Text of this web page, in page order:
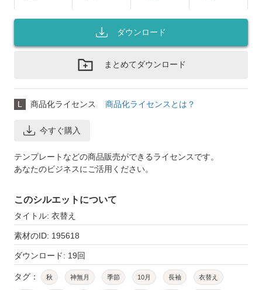
ダウンロード
まとめてダウンロード
L 商品化ライセンス 商品化ライセンスとは？
今すぐ購入
テンプレートなどの商品販売ができるライセンスです。
あなたのビジネスにご活用ください。
このシルエットについて
タイトル: 衣替え
素材のID: 195618
ダウンロード: 19回
タグ： 秋 神無月 季節 10月 長袖 衣替え